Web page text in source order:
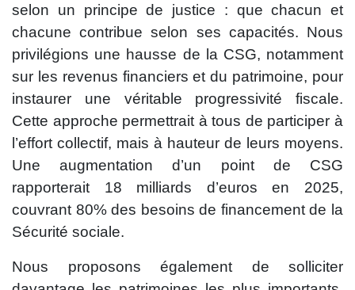
selon un principe de justice : que chacun et
chacune contribue selon ses capacités. Nous
privilégions une hausse de la CSG, notamment
sur les revenus financiers et du patrimoine, pour
instaurer une véritable progressivité fiscale.
Cette approche permettrait à tous de participer à
l’effort collectif, mais à hauteur de leurs moyens.
Une augmentation d’un point de CSG
rapporterait 18 milliards d’euros en 2025,
couvrant 80% des besoins de financement de la
Sécurité sociale.
Nous proposons également de solliciter